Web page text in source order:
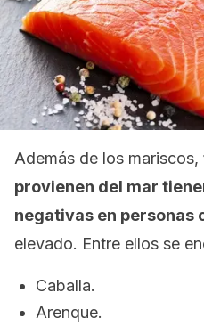
Además de los mariscos,
provienen del mar
negativas en personas
elevado. Entre ellos se
Caballa.
Arenque.